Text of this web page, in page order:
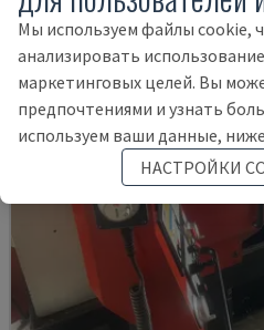
Мы используем файлы cookie,
анализировать
маркетинговых целей. Вы
предпочтениями и узнать
используем ваши данные,
НАСТРОЙКИ